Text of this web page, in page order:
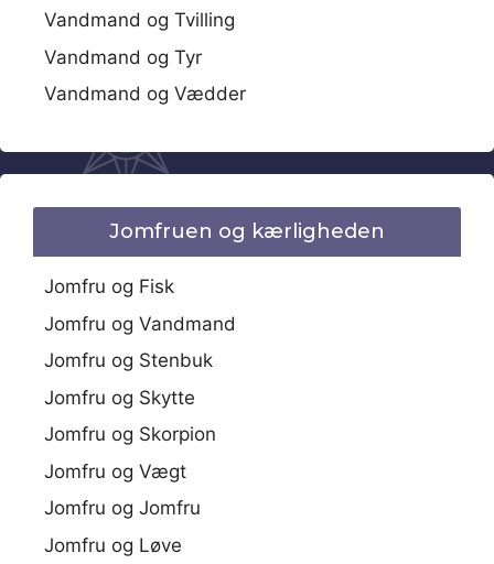
Vandmand og Tvilling
Vandmand og Tyr
Vandmand og Vædder
Jomfruen og kærligheden
Jomfru og Fisk
Jomfru og Vandmand
Jomfru og Stenbuk
Jomfru og Skytte
Jomfru og Skorpion
Jomfru og Vægt
Jomfru og Jomfru
Jomfru og Løve